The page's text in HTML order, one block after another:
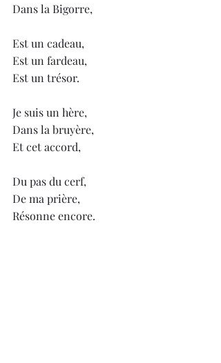
Dans la Bigorre,
Est un cadeau,
Est un fardeau,
Est un trésor.
Je suis un hère,
Dans la bruyère,
Et cet accord,
Du pas du cerf,
De ma prière,
Résonne encore.